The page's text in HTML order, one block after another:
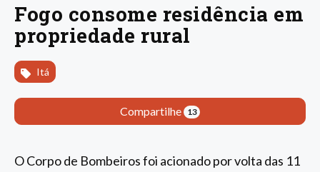
Fogo consome residência em
propriedade rural
Itá
Compartilhe 13
O Corpo de Bombeiros foi acionado por volta das 11